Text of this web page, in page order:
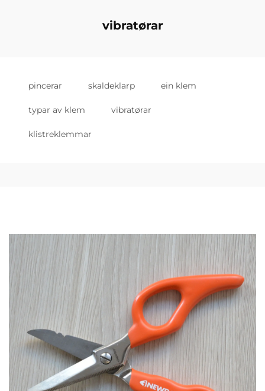
vibratørar
pincerar skaldeklarp ein klem
typar av klem vibratørar
klistreklemmar